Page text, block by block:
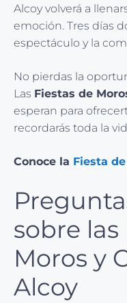
Alcoy volverá a
emoción. Tres días
espectáculo y la
No pierdas la
Las Fiestas de
esperan para
recordarás toda la
Conoce la Fiesta
sobre las
Moros y
Alcoy